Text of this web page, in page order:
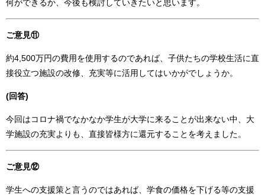
何ができるか、今後も検討していきたいと思います。
ご意見⑪
約4,500万円の費用を使用するのであれば、子供たちの学校生活に直
接役立つ施設の改修、充実等に活用してはいかがでしょうか。
(回答)
今回はコロナ禍でなかなか学生が大学に来ることが出来ない中、大
学施設の充実よりも、直接皆様方に還元することを考えました。
ご意見⑫
学生への支援策と言うのではあれば、学食の価格を下げる等の支援